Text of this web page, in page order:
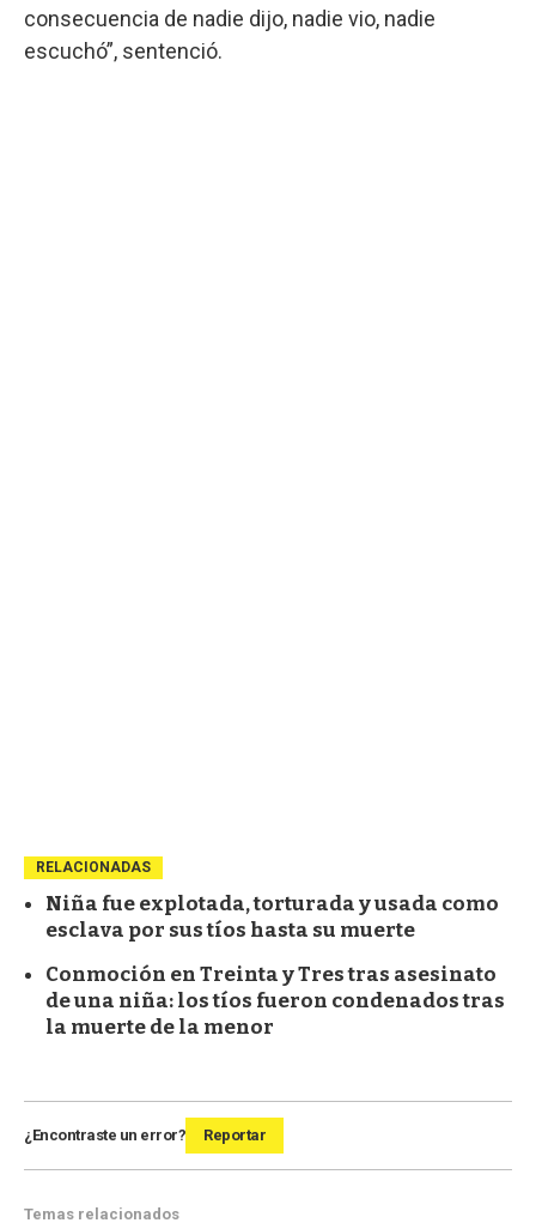
consecuencia de nadie dijo, nadie vio, nadie
escuchó”, sentenció.
RELACIONADAS
Niña fue explotada, torturada y usada como
esclava por sus tíos hasta su muerte
Conmoción en Treinta y Tres tras asesinato
de una niña: los tíos fueron condenados tras
la muerte de la menor
¿Encontraste un error? Reportar
Temas relacionados